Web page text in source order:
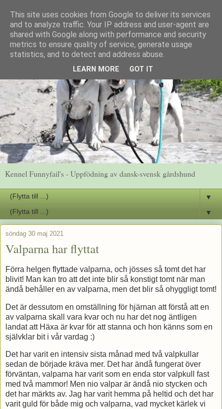
Kennel Funnyfail's - Uppfödning av dansk-svensk gårdshund
▼
▼
söndag 30 maj 2021
Valparna har flyttat
Förra helgen flyttade valparna, och jösses så tomt det har
blivit! Man kan tro att det inte blir så konstigt tomt när man
ändå behåller en av valparna, men det blir så ohyggligt tomt!
Det är dessutom en omställning för hjärnan att förstå att en
av valparna skall vara kvar och nu har det nog äntligen
landat att Häxa är kvar för att stanna och hon känns som en
självklar bit i vår vardag :)
Det har varit en intensiv sista månad med två valpkullar
sedan de började kräva mer. Det har ändå fungerat över
förväntan, valparna har varit som en enda stor valpkull fast
med två mammor! Men nio valpar är ändå nio stycken och
det har märkts av. Jag har varit hemma på heltid och det har
varit guld för både mig och valparna, vad mycket kärlek vi
This site uses cookies from Google to deliver its services
and to analyze traffic. Your IP address and user-agent are
shared with Google along with performance and security
metrics to ensure quality of service, generate usage
statistics, and to detect and address abuse.
LEARN MORE GOT IT